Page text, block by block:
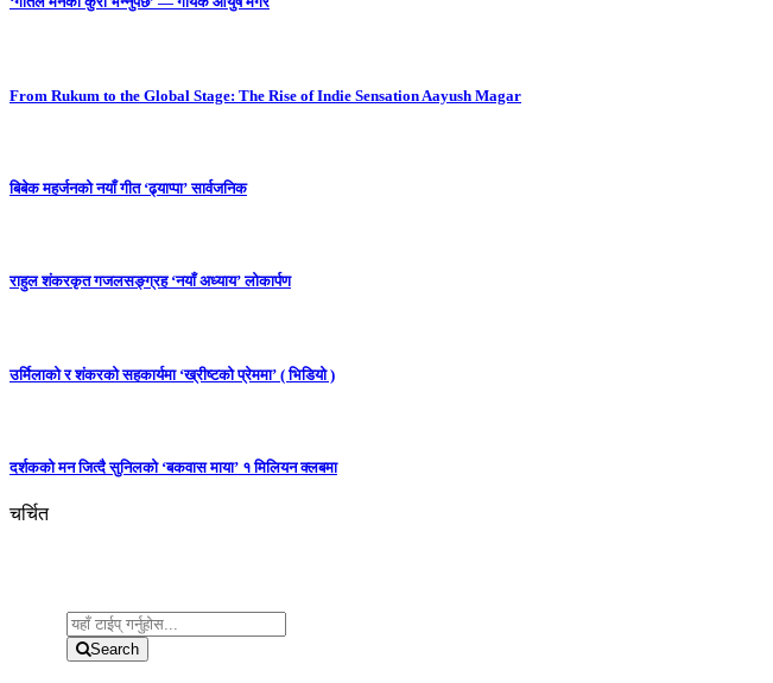
From Rukum to the Global Stage: The Rise of Indie Sensation Aayush Magar
बिबेक महर्जनको नयाँ गीत ‘ढ्याप्पा’ सार्वजनिक
राहुल शंकरकृत गजलसङ्ग्रह ‘नयाँ अध्याय’ लोकार्पण
उर्मिलाको र शंकरको सहकार्यमा ‘ख्रीष्टको प्रेममा’ ( भिडियो )
दर्शकको मन जित्दै सुनिलको ‘बकवास माया’ १ मिलियन क्लबमा
चर्चित
Search